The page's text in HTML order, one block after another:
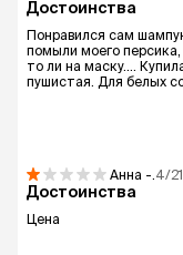
Достоинства
Понравился сам
помыли моего
то ли на маску….
пушистая. Для белых
Анна -. 4/
Достоинства
Цена